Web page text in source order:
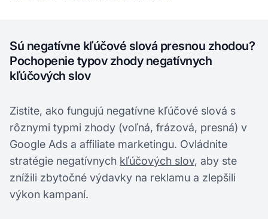
Sú negatívne kľúčové slová presnou zhodou?
Pochopenie typov zhody negatívnych
kľúčových slov
Zistite, ako fungujú negatívne kľúčové slová s
rôznymi typmi zhody (voľná, frázová, presná) v
Google Ads a affiliate marketingu. Ovládnite
stratégie negatívnych kľúčových slov, aby ste
znížili zbytočné výdavky na reklamu a zlepšili
výkon kampaní.